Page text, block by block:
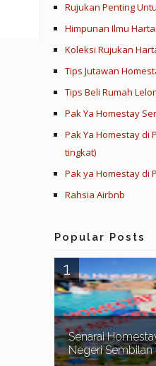
Rujukan Penting
Himpunan Ilmu
Koleksi Rujukan
Tips Jutawan
Tips Beli Rumah
Pak Ya Homestay
Pak Ya Homestay di
tingkat)
Pak ya Homestay di
Rahsia Airbnb
Popular Posts
Senarai
Negeri Sembilan